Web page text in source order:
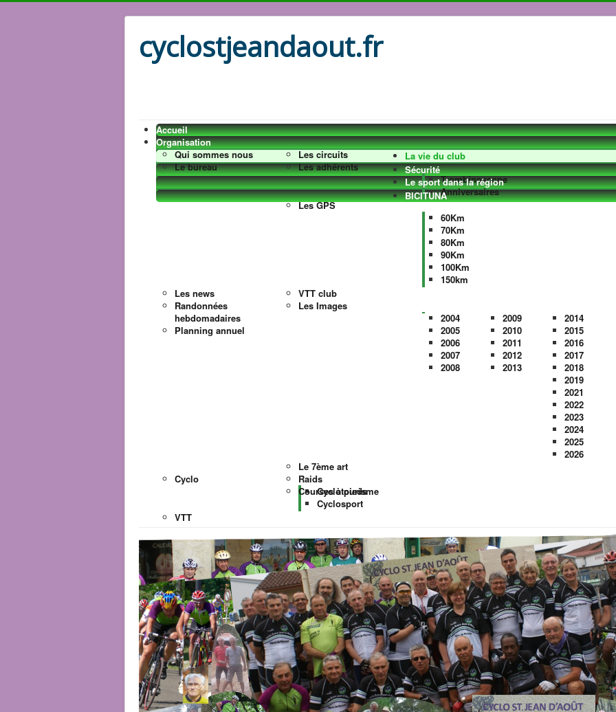
cyclostjeandaout.fr
Accueil
Organisation
Qui sommes nous
Le bureau
Les circuits
Les adhérents
Trombinoscope
Anniversaires
Les GPS
60Km
70Km
80Km
90Km
100Km
150km
La vie du club
Les news
Randonnées
hebdomadaires
Planning annuel
VTT club
Les Images
2004
2005
2006
2007
2008
2009
2010
2011
2012
2013
2014
2015
2016
2017
2018
2019
2021
2022
2023
2024
2025
2026
Le 7ème art
Sécurité
Le sport dans la région
Cyclo
Cyclotourisme
Cyclosport
VTT
Raids
Courses à pieds
BICITUNA